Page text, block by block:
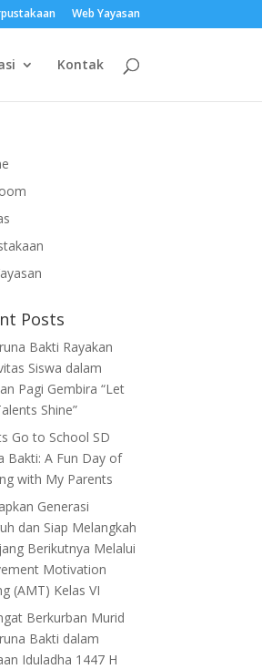
Web Yayasan
Kontak
Posts
Bakti Rayakan
Siswa dalam
Pagi Gembira “Let
Shine”
Go to School SD
Bakti: A Fun Day of
with My Parents
Generasi
dan Siap Melangkah
Berikutnya Melalui
Motivation
(AMT) Kelas VI
Berkurban Murid
Bakti dalam
Iduladha 1447 H